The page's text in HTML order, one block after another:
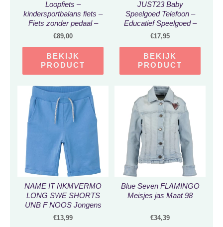
Loopfiets –
kindersportbalans fiets –
Fiets zonder pedaal –
competitieve
12 inch – voor kinderen
van 2 3 4 5 6 7 jaar voor
Luchtbanden –
Comfortabel en zeer licht
– Zwart en Geel
€89,00
BEKIJK
PRODUCT
JUST23 Baby
Speelgoed Telefoon –
Educatief Speelgoed –
Baby GSM –
Kraamcadeau Jongen
en Meisje – 12 Knoppen
€17,95
BEKIJK
PRODUCT
NAME IT NKMVERMO
LONG SWE SHORTS
UNB F NOOS Jongens
Broek – Maat 104
€13,99
Blue Seven FLAMINGO
Meisjes jas Maat 98
€34,39